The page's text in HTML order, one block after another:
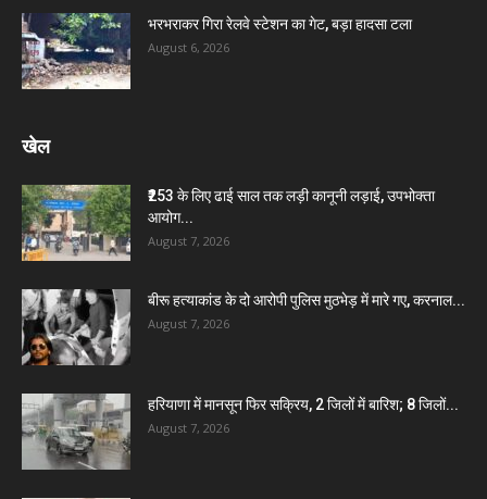
भरभराकर गिरा रेलवे स्टेशन का गेट, बड़ा हादसा टला
August 6, 2026
खेल
₹253 के लिए ढाई साल तक लड़ी कानूनी लड़ाई, उपभोक्ता
आयोग...
August 7, 2026
बीरू हत्याकांड के दो आरोपी पुलिस मुठभेड़ में मारे गए, करनाल...
August 7, 2026
हरियाणा में मानसून फिर सक्रिय, 2 जिलों में बारिश; 8 जिलों...
August 7, 2026